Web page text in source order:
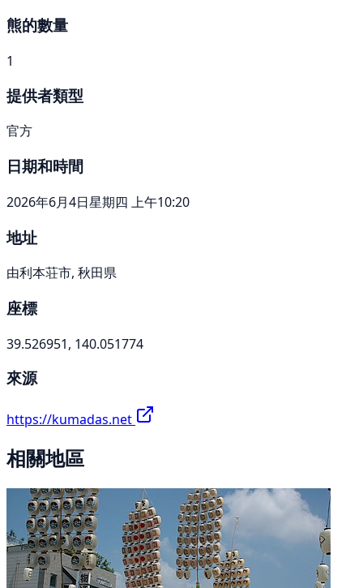
熊的數量
1
提供者類型
官方
日期和時間
2026年6月4日星期四 上午10:20
地址
由利本荘市, 秋田県
座標
39.526951, 140.051774
來源
https://kumadas.net
相關地區